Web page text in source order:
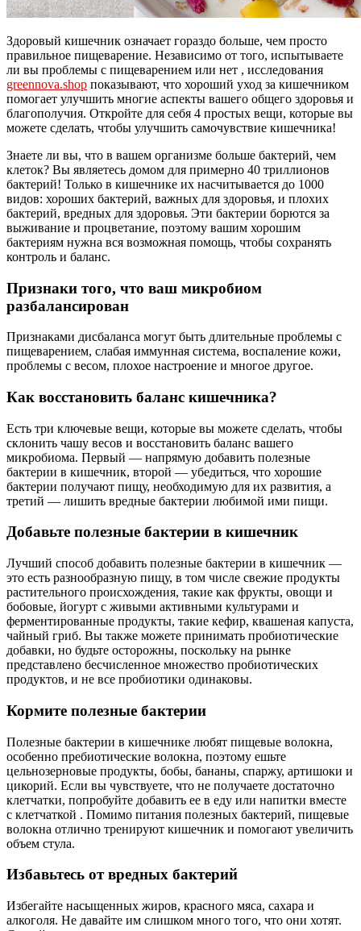
Здоровый кишечник означает гораздо больше, чем просто
правильное пищеварение. Независимо от того, испытываете
ли вы проблемы с пищеварением или нет , исследования
greennova.shop показывают, что хороший уход за кишечником
помогает улучшить многие аспекты вашего общего здоровья и
благополучия. Откройте для себя 4 простых вещи, которые вы
можете сделать, чтобы улучшить самочувствие кишечника!
Знаете ли вы, что в вашем организме больше бактерий, чем
клеток? Вы являетесь домом для примерно 40 триллионов
бактерий! Только в кишечнике их насчитывается до 1000
видов: хороших бактерий, важных для здоровья, и плохих
бактерий, вредных для здоровья. Эти бактерии борются за
выживание и процветание, поэтому вашим хорошим
бактериям нужна вся возможная помощь, чтобы сохранять
контроль и баланс.
Признаки того, что ваш микробиом
разбалансирован
Признаками дисбаланса могут быть длительные проблемы с
пищеварением, слабая иммунная система, воспаление кожи,
проблемы с весом, плохое настроение и многое другое.
Как восстановить баланс кишечника?
Есть три ключевые вещи, которые вы можете сделать, чтобы
склонить чашу весов и восстановить баланс вашего
микробиома. Первый — напрямую добавить полезные
бактерии в кишечник, второй — убедиться, что хорошие
бактерии получают пищу, необходимую для их развития, а
третий — лишить вредные бактерии любимой ими пищи.
Добавьте полезные бактерии в кишечник
Лучший способ добавить полезные бактерии в кишечник —
это есть разнообразную пищу, в том числе свежие продукты
растительного происхождения, такие как фрукты, овощи и
бобовые, йогурт с живыми активными культурами и
ферментированные продукты, такие кефир, квашеная капуста,
чайный гриб. Вы также можете принимать пробиотические
добавки, но будьте осторожны, поскольку на рынке
представлено бесчисленное множество пробиотических
продуктов, и не все пробиотики одинаковы.
Кормите полезные бактерии
Полезные бактерии в кишечнике любят пищевые волокна,
особенно пребиотические волокна, поэтому ешьте
цельнозерновые продукты, бобы, бананы, спаржу, артишоки и
цикорий. Если вы чувствуете, что не получаете достаточно
клетчатки, попробуйте добавить ее в еду или напитки вместе
с клетчаткой . Помимо питания полезных бактерий, пищевые
волокна отлично тренируют кишечник и помогают увеличить
объем стула.
Избавьтесь от вредных бактерий
Избегайте насыщенных жиров, красного мяса, сахара и
алкоголя. Не давайте им слишком много того, что они хотят.